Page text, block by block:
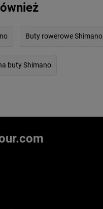
Buty rowerowe Shimano
buty Shimano